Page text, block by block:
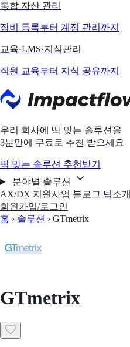
통합 자산 관리
장비 등록부터 계정 관리까지
교육·LMS·지식관리
직원 교육부터 지식 공유까지
우리 회사에 딱 맞는 솔루션을
3분만에 무료로 추천 받으세요
딱 맞는 솔루션 추천받기
분야별 솔루션
AX/DX 지원사업 블로그 팀소개
회원가입/로그인
홈 › 솔루션 › GTmetrix
GTmetrix